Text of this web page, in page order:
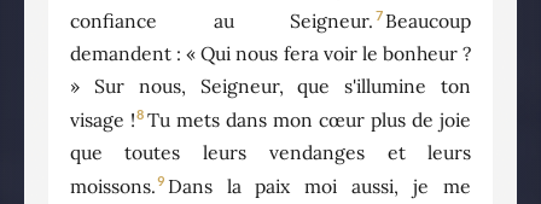
confiance au Seigneur. 7 Beaucoup
demandent : « Qui nous fera voir le bonheur ?
» Sur nous, Seigneur, que s'illumine ton
visage !8 Tu mets dans mon cœur plus de joie
que toutes leurs vendanges et leurs
moissons.9 Dans la paix moi aussi, je me